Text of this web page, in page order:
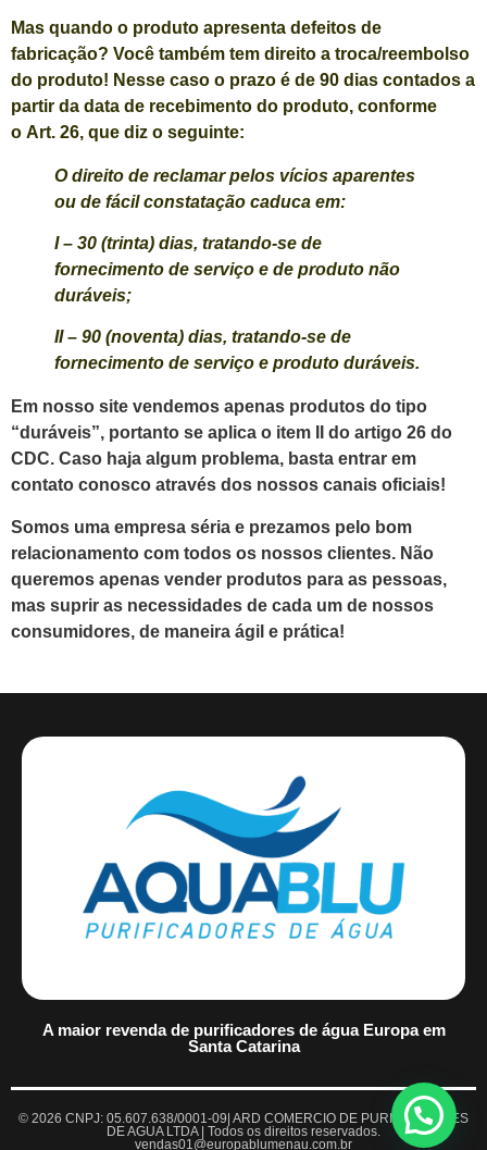
Mas quando o produto apresenta defeitos de
fabricação? Você também tem direito a troca/reembolso
do produto! Nesse caso o prazo é de 90 dias contados a
partir da data de recebimento do produto, conforme
o Art. 26, que diz o seguinte:
O direito de reclamar pelos vícios aparentes
ou de fácil constatação caduca em:
I – 30 (trinta) dias, tratando-se de
fornecimento de serviço e de produto não
duráveis;
II – 90 (noventa) dias, tratando-se de
fornecimento de serviço e produto duráveis.
Em nosso site vendemos apenas produtos do tipo
“duráveis”, portanto se aplica o item II do artigo 26 do
CDC. Caso haja algum problema, basta entrar em
contato conosco através dos nossos canais oficiais!
Somos uma empresa séria e prezamos pelo bom
relacionamento com todos os nossos clientes. Não
queremos apenas vender produtos para as pessoas,
mas suprir as necessidades de cada um de nossos
consumidores, de maneira ágil e prática!
A maior revenda de purificadores de água Europa em
Santa Catarina
© 2026 CNPJ: 05.607.638/0001-09| ARD COMERCIO DE PURIFICADORES
DE AGUA LTDA | Todos os direitos reservados.
vendas01@europablumenau.com.br